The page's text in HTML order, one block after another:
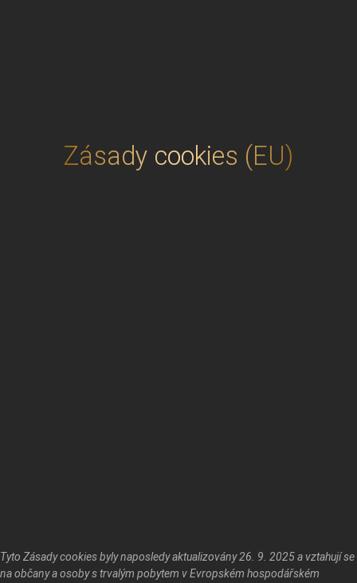
Zásady cookies (EU)
Tyto Zásady cookies byly naposledy aktualizovány 26. 9. 2025 a vztahují se
na občany a osoby s trvalým pobytem v Evropském hospodářském